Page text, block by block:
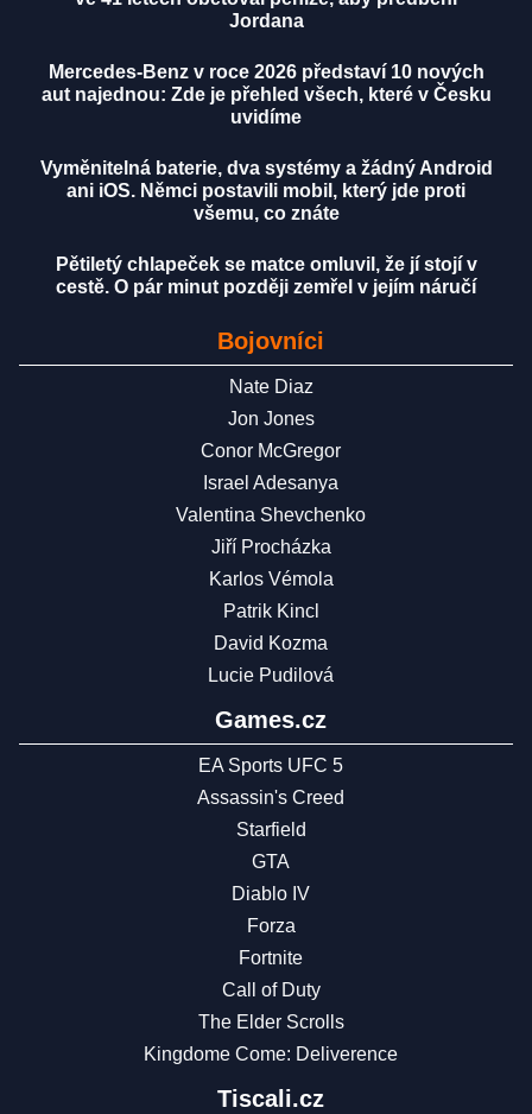
Jordana
Mercedes-Benz v roce 2026 představí 10 nových
aut najednou: Zde je přehled všech, které v Česku
uvidíme
Vyměnitelná baterie, dva systémy a žádný Android
ani iOS. Němci postavili mobil, který jde proti
všemu, co znáte
Pětiletý chlapeček se matce omluvil, že jí stojí v
cestě. O pár minut později zemřel v jejím náručí
Bojovníci
Nate Diaz
Jon Jones
Conor McGregor
Israel Adesanya
Valentina Shevchenko
Jiří Procházka
Karlos Vémola
Patrik Kincl
David Kozma
Lucie Pudilová
Games.cz
EA Sports UFC 5
Assassin's Creed
Starfield
GTA
Diablo IV
Forza
Fortnite
Call of Duty
The Elder Scrolls
Kingdome Come: Deliverence
Tiscali.cz